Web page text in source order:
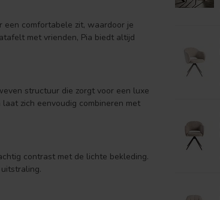
een comfortabele zit, waardoor je
met vrienden, Pia biedt altijd
structuur die zorgt voor een luxe
zich eenvoudig combineren met
contrast met de lichte bekleding.